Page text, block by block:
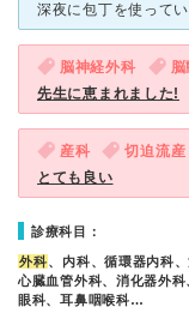
脳神経外科
先生に恵まれました!
産科 切迫流産
とても良い
診療科目：
外科、内科、循環器内科
心臓血管外科、消化器外
眼科、耳鼻咽喉科…